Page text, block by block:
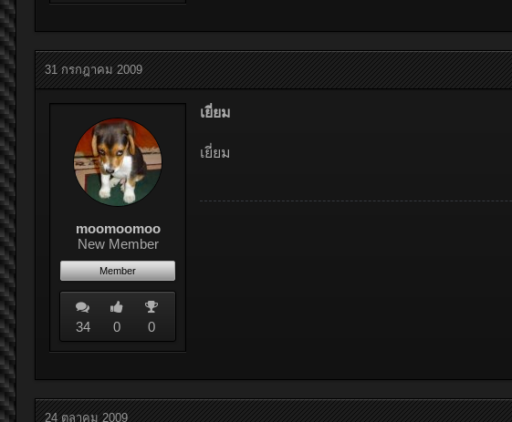
31 กรกฎาคม 2009
moomoomoo
New Member
Member
34 0 0
เยี่ยม
เยี่ยม
24 ตุลาคม 2009